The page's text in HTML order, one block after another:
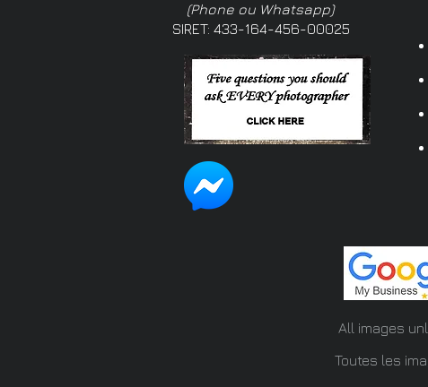
(Phone ou Whatsapp)
SIRET: 433-164-456-00025
All images
Toutes les